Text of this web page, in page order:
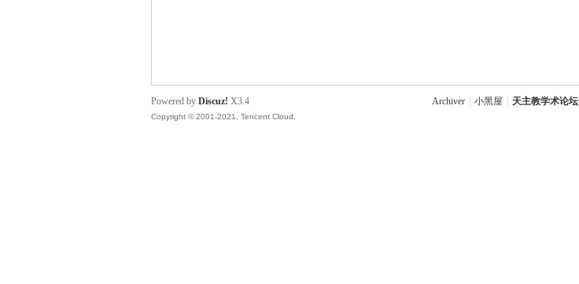
Archiver 小黑屋 天主教学术论坛
Powered by Discuz! X3.4
Copyright © 2001-2021, Tencent Cloud.